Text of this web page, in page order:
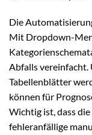
Die
Mit Dropdown-
Abfalls vereinfacht.
Tabellenblätter
können für
Wichtig ist, dass
fehleranfällige